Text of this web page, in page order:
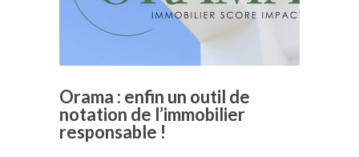
Orama : enfin un outil de
notation de l’immobilier
responsable !